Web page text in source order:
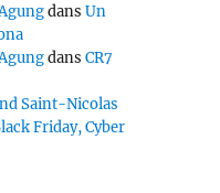
dansUn
dansCR7
Saint-Nicolas
Friday, Cyber